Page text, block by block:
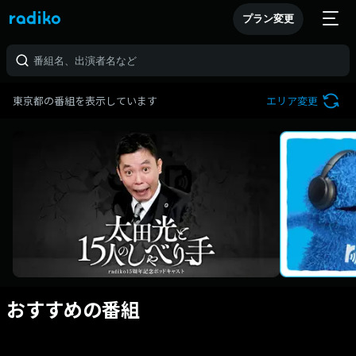
プラン変更
東京都の番組を表示しています エリア変更
おすすめの番組